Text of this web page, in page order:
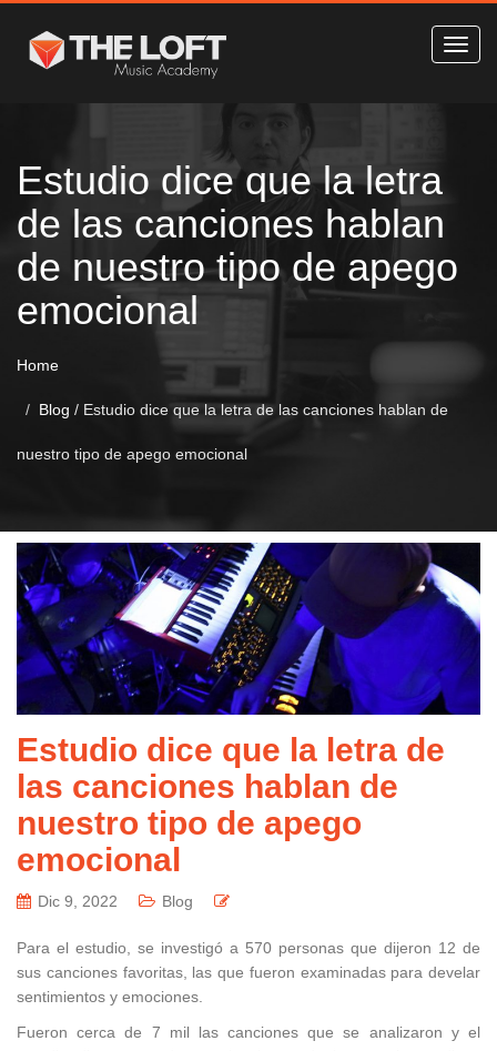
Estudio dice que la letra
de las canciones hablan
de nuestro tipo de apego
emocional
Home
Blog / Estudio dice que la letra de las canciones hablan de
nuestro tipo de apego emocional
Estudio dice que la letra de
las canciones hablan de
nuestro tipo de apego
emocional
Dic 9, 2022 Blog
Para el estudio, se investigó a 570 personas que dijeron 12 de
sus canciones favoritas, las que fueron examinadas para develar
sentimientos y emociones.
Fueron cerca de 7 mil las canciones que se analizaron y el